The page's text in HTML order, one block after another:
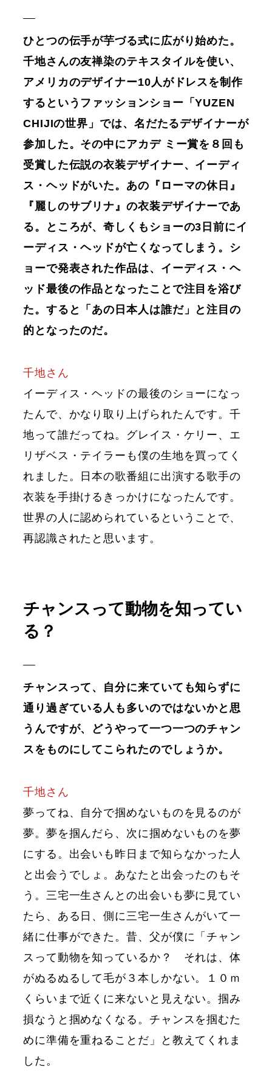
ひとつの伝手が芋づる式に広がり始めた。
千地さんの友禅染のテキスタイルを使い、
アメリカのデザイナー10人がドレスを制作
するというファッションショー「YUZEN
CHIJIの世界」では、名だたるデザイナーが
参加した。その中にアカデ ミー賞を８回も
受賞した伝説の衣装デザイナー、イーディ
ス・ヘッドがいた。あの『ローマの休日』
『麗しのサブリナ』の衣装デザイナーであ
る。ところが、奇しくもショーの3日前にイ
ーディス・ヘッドが亡くなってしまう。シ
ョーで発表された作品は、イーディス・ヘ
ッド最後の作品となったことで注目を浴び
た。すると「あの日本人は誰だ」と注目の
的となったのだ。
千地さん
イーディス・ヘッドの最後のショーになっ
たんで、かなり取り上げられたんです。千
地って誰だってね。グレイス・ケリー、エ
リザベス・テイラーも僕の生地を買ってく
れました。日本の歌番組に出演する歌手の
衣装を手掛けるきっかけになったんです。
世界の人に認められているということで、
再認識されたと思います。
チャンスって動物を知ってい
る？
チャンスって、自分に来ていても知らずに
通り過ぎている人も多いのではないかと思
うんですが、どうやって一つ一つのチャン
スをものにしてこられたのでしょうか。
千地さん
夢ってね、自分で掴めないものを見るのが
夢。夢を掴んだら、次に掴めないものを夢
にする。出会いも昨日まで知らなかった人
と出会うでしょ。あなたと出会ったのもそ
う。三宅一生さんとの出会いも夢に見てい
たら、ある日、側に三宅一生さんがいて一
緒に仕事ができた。昔、父が僕に「チャン
スって動物を知っているか？ それは、体
がぬるぬるして毛が３本しかない。１０ｍ
くらいまで近くに来ないと見えない。掴み
損なうと掴めなくなる。チャンスを掴むた
めに準備を重ねることだ」と教えてくれま
した。